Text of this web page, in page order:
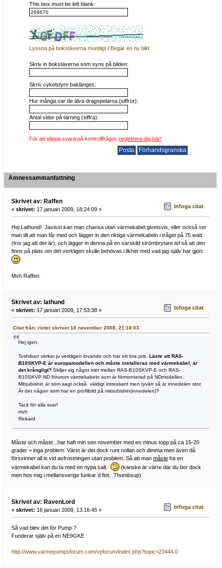
This box must be left blank:
Lyssna på bokstäverna muntligt /Begär en ny bild
Skriv in bokstäverna som syns på bilden:
Skriv cykelstyre baklänges:
Hur många var de älva dragspelarna (siffror):
Antal sidor på tärning (siffra):
För att slippa svara på kontrollfrågor,registrera dig här!
Ämnessammanfattning
Skrivet av: Raffen
« skrivet: 17 januari 2009, 18:24:09 » Infoga citat
Hej Lathund! Javisst kan man chansa utan värmekabel givetsvis, eller också ser
man till att man får med och lägger in den riktiga värmekabeln i tråget på 75 watt
(tror jag att det är), och lägger in denna på en särskild strömbrytare isf så att den
finns på plats om det verkligen skulle behövas i likhet med vad jag själv har gjort.
Mvh Raffen.
Skrivet av: lathund
« skrivet: 17 januari 2009, 17:53:38 » Infoga citat
Citat från: rixter skrivet 18 november 2008, 21:18:03
Hej igen,
Toshiban verkar ju verkligen lovande och har ett bra pris. Läste att RAS-
B10SKVP-E är europamodellen och måste installeras med värmekabel, är
det krångligt?Skiljer sig något mer mellan RAS-B10SKVP-E och RAS-
B10SKVP-ND förutom värmekabeln som är förmonterad på NDmodellen.
Mitsubishin är som sagt också väldigt intressant men tyvärr så är innedelen stor.
Är det någon som har en profilbild på mitsubishin(innedelen)?
Tack för alla svar!
mvh
Rickard
Måste och måste...har haft min sen november med en minus topp på ca 15-20
grader = inga problem. Värst är det dock runt nollan och dimma men även då
försvinner all is vid avfrostningen utan problem. Så att man måsteha en
värmekabel kan du ta med en nypa salt.
(kanske är värre där du bor dock
men hos mig i mellansverige funkar d fint. Thumbsup)
Skrivet av: RavenLord
« skrivet: 16 januari 2009, 13:16:45 » Infoga citat
Så vad blev det för Pump ?
Funderar själv på en NE9GKE
http://www.varmepumpsforum.com/vpforum/index.php?topic=23444.0